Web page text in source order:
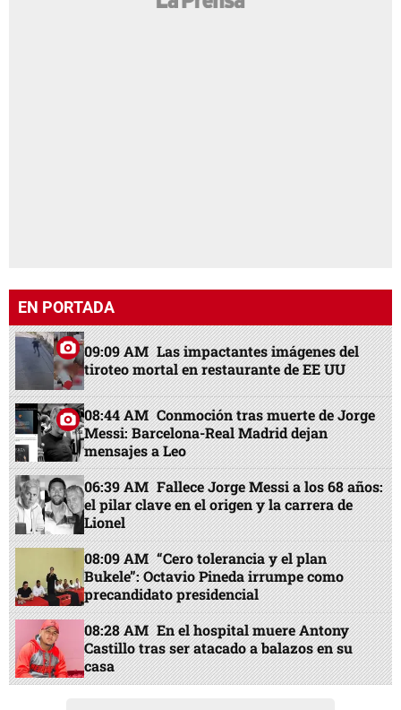
EN PORTADA
09:09 AM Las impactantes imágenes del
tiroteo mortal en restaurante de EE UU
08:44 AM Conmoción tras muerte de Jorge
Messi: Barcelona-Real Madrid dejan
mensajes a Leo
06:39 AM Fallece Jorge Messi a los 68 años:
el pilar clave en el origen y la carrera de
Lionel
08:09 AM “Cero tolerancia y el plan
Bukele”: Octavio Pineda irrumpe como
precandidato presidencial
08:28 AM En el hospital muere Antony
Castillo tras ser atacado a balazos en su
casa